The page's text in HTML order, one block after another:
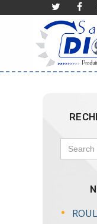
Search
for: